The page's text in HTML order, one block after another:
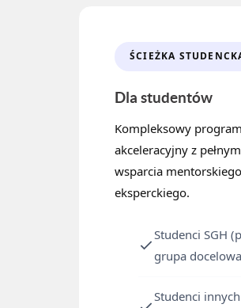
ŚCIEŻKA
Dla studentów
Kompleksowy program
akceleracyjny z
wsparcia
eksperckiego.
Studenci SGH
grupa
Studenci